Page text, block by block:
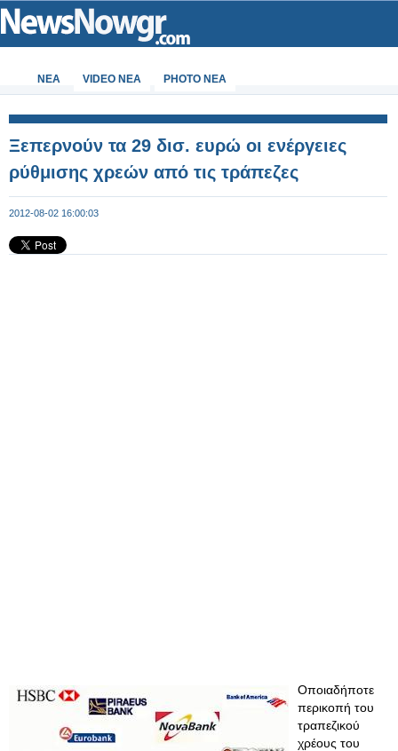
ΝΕΑ VIDEO NEA PHOTO NEA
Ξεπερνούν τα 29 δισ. ευρώ οι ενέργειες
ρύθμισης χρεών από τις τράπεζες
2012-08-02 16:00:03
Οποιαδήποτε
περικοπή του
τραπεζικού
χρέους του